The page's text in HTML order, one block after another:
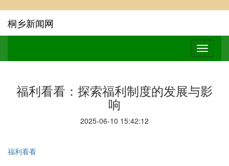
桐乡新闻网
福利看看：探索福利制度的发展与影
响
2025-06-10 15:42:12
福利看看